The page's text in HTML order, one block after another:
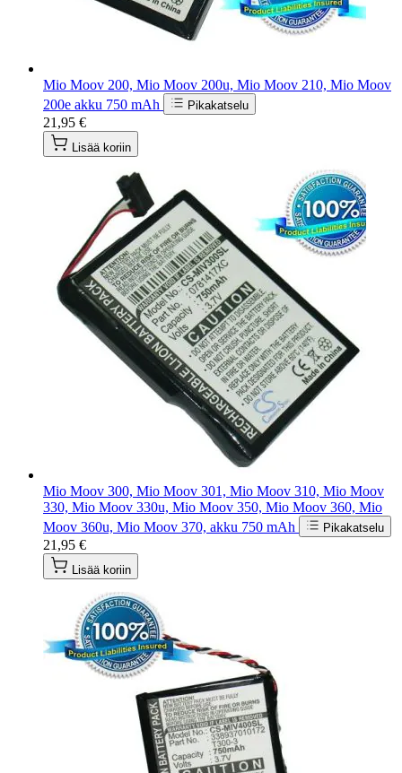
Mio Moov 200, Mio Moov 200u, Mio Moov 210, Mio Moov
200e akku 750 mAh
Pikakatselu
21,95 €
Lisää koriin
Mio Moov 300, Mio Moov 301, Mio Moov 310, Mio Moov
330, Mio Moov 330u, Mio Moov 350, Mio Moov 360, Mio
Moov 360u, Mio Moov 370, akku 750 mAh
Pikakatselu
21,95 €
Lisää koriin